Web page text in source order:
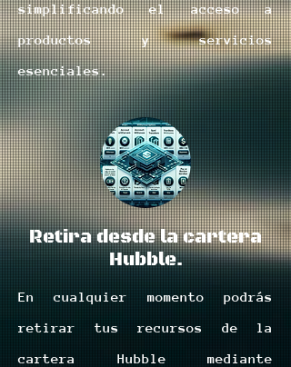
simplificando el acceso a
productos y servicios
esenciales.
Retira desde la cartera
Hubble.
En cualquier momento podrás
retirar tus recursos de la
cartera Hubble mediante